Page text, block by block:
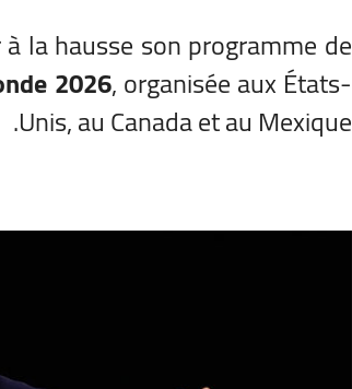
la hausse son programme de
2026, organisée aux États-
Unis, au Canada et au Mexique.